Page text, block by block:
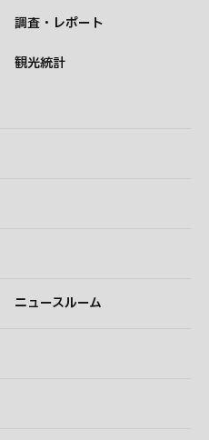
調査・レポート
観光統計
ニュースルーム